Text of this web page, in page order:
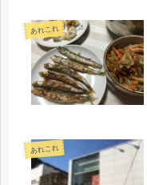
あれこれ
あれこれ